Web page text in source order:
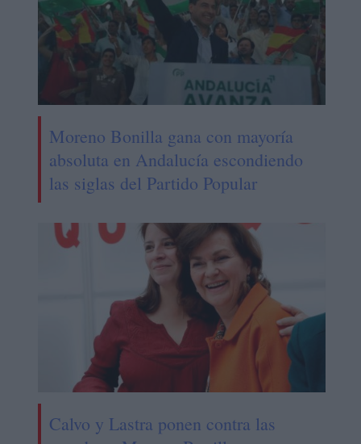
Moreno Bonilla gana con mayoría
absoluta en Andalucía escondiendo
las siglas del Partido Popular
Calvo y Lastra ponen contra las